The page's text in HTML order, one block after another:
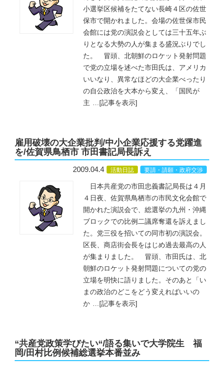
小選挙区候補をたてない長崎４区の佐世
保市で開かれました。会場の佐世保市民
会館には党の演説会としては三十五年ぶ
りとなる大勢の人が集まる盛況ぶりでし
た。 冒頭、北朝鮮のロケット発射問題
で党の立場を述べた市田氏は、アメリカ
いいなり、異常なほどの大企業べったり
の自公政治を大本から変え、「国民が
主 … [記事を表示]
雇用破壊の大企業批判/中小企業応援する党躍進
を/佐賀県鳥栖市 市田書記局長訴え
2009.04.4 活動日誌 要請・請願・政府交渉
日本共産党の市田忠義書記局長は４月
４日夜、佐賀県鳥栖市の市民文化会館で
開かれた演説会で、総選挙の九州・沖縄
ブロックでの比例二議席奪還を訴えまし
た。党三役を招いての同市初の演説会。
区長、商店街会長をはじめ過去最高の人
が集まりました。 冒頭、市田氏は、北
朝鮮のロケット発射問題についての党の
立場を明快に語りました。そのあと「い
まの政治のどこをどう変えればいいの
か … [記事を表示]
“共産党政策学びたい“/語る集いで大学院生 福
岡/田村比例候補総選挙本番並み